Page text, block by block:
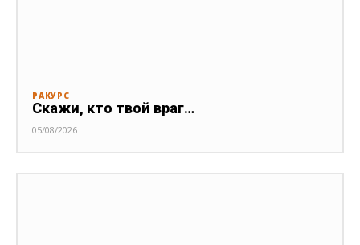
РАКУРС
Скажи, кто твой враг…
05/08/2026